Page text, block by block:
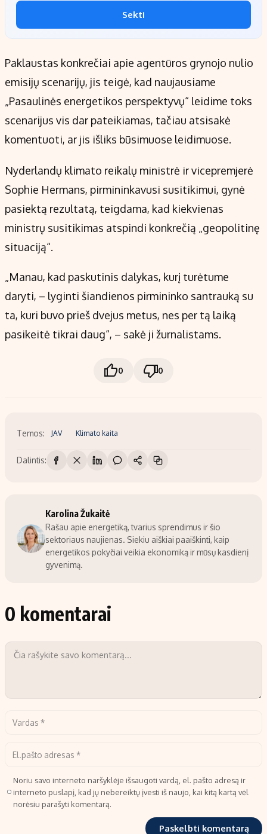
Sekti
Paklaustas konkrečiai apie agentūros grynojo nulio
emisijų scenarijų, jis teigė, kad naujausiame
„Pasaulinės energetikos perspektyvų“ leidime toks
scenarijus vis dar pateikiamas, tačiau atsisakė
komentuoti, ar jis išliks būsimuose leidimuose.
Nyderlandų klimato reikalų ministrė ir vicepremjerė
Sophie Hermans, pirmininkavusi susitikimui, gynė
pasiektą rezultatą, teigdama, kad kiekvienas
ministrų susitikimas atspindi konkrečią „geopolitinę
situaciją“.
„Manau, kad paskutinis dalykas, kurį turėtume
daryti, – lyginti šiandienos pirmininko santrauką su
ta, kuri buvo prieš dvejus metus, nes per tą laiką
pasikeitė tikrai daug“, – sakė ji žurnalistams.
0 0
Temos: JAV Klimato kaita
Dalintis:
Karolina Žukaitė
Rašau apie energetiką, tvarius sprendimus ir šio
sektoriaus naujienas. Siekiu aiškiai paaiškinti, kaip
energetikos pokyčiai veikia ekonomiką ir mūsų kasdienį
gyvenimą.
0 komentarai
Noriu savo interneto naršyklėje išsaugoti vardą, el. pašto adresą ir
interneto puslapį, kad jų nebereiktų įvesti iš naujo, kai kitą kartą vėl
norėsiu parašyti komentarą.